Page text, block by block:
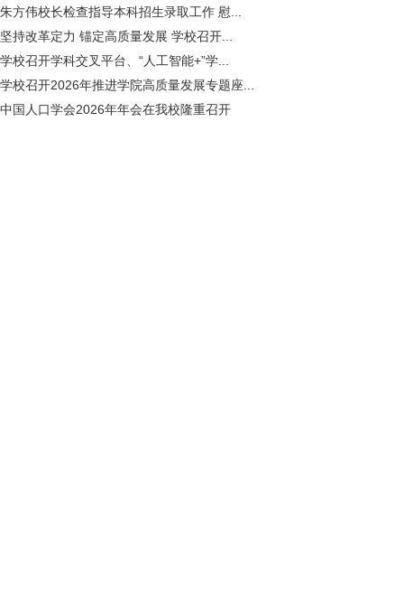
朱方伟校长检查指导本科招生录取工作 慰...
坚持改革定力 锚定高质量发展 学校召开...
学校召开学科交叉平台、“人工智能+”学...
学校召开2026年推进学院高质量发展专题座...
中国人口学会2026年年会在我校隆重召开